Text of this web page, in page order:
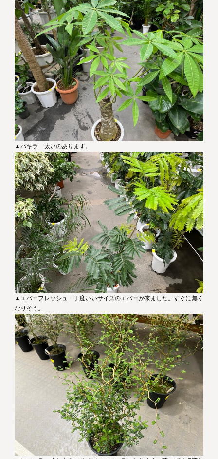
▲パキラ 太いのあります。
▲エバーフレッシュ 丁度いいサイズのエバーが来ました。すぐに無く
なりそう。